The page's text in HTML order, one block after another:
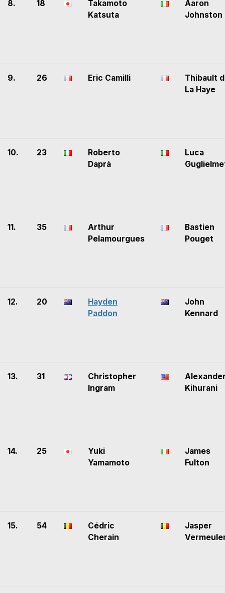
8. 18
Takamoto
Katsuta
Aaron
Johnston
9. 26 Eric Camilli
Thibault
La Haye
10. 23
Roberto
Daprà
Luca
11. 35
Arthur
Pelamourgues
Bastien
Pouget
12. 20
Hayden
Paddon
John
Kennard
13. 31
Christopher
Ingram
Kihurani
14. 25
Yuki
Yamamoto
James
Fulton
15. 54
Cédric
Cherain
Jasper